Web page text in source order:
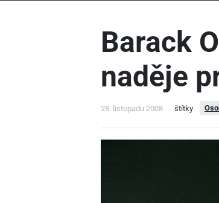
Barack
naděje
28. listopadu 2008 štítky